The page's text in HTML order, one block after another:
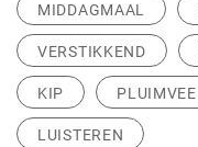
MIDDAGMAAL
VERSTIKKEND
KIP PLUIMVEE
LUISTEREN